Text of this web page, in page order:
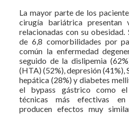
La mayor parte de los
cirugía bariátrica presentan
relacionadas con su obesidad.
de 6,8 comorbilidades por
común la enfermedad
seguido de la dislipemia
(HTA) (52%), depresión (41%),
hepática (28%) y diabetes
el bypass gástrico como el
técnicas más efectivas en
producen efectos muy